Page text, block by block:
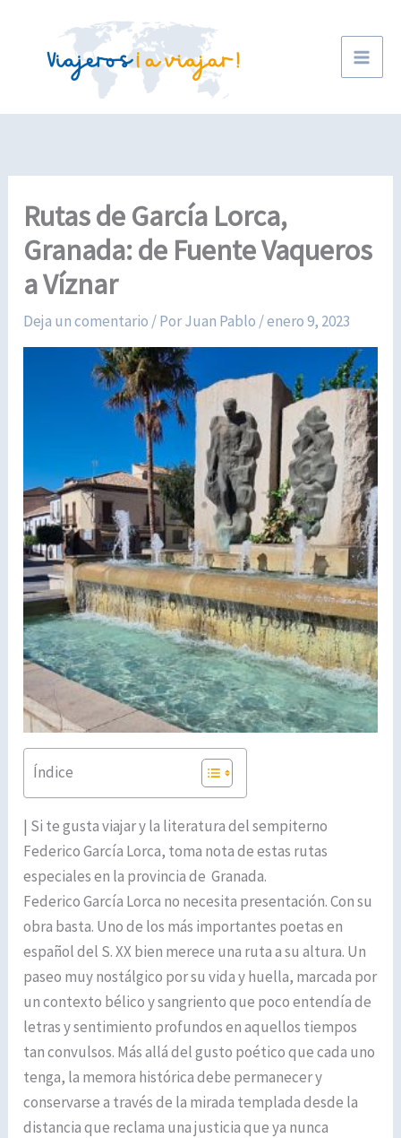
contenido
Rutas de García Lorca,
Granada: de Fuente Vaqueros
a Víznar
Deja un comentario / PorJuan Pablo /enero 9, 2023
Índice
| Si te gusta viajar y la literatura del sempiterno
Federico García Lorca, toma nota de estas rutas
especiales en la provincia de Granada.
Federico García Lorca no necesita presentación. Con su
obra basta. Uno de los más importantes poetas en
español del S. XX bien merece una ruta a su altura. Un
paseo muy nostálgico por su vida y huella, marcada por
un contexto bélico y sangriento que poco entendía de
letras y sentimiento profundos en aquellos tiempos
tan convulsos. Más allá del gusto poético que cada uno
tenga, la memora histórica debe permanecer y
conservarse a través de la mirada templada desde la
distancia que reclama una justicia que ya nunca